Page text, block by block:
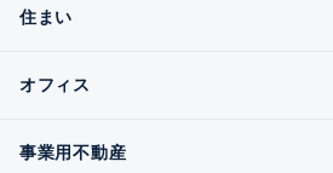
住まい
オフィス
事業用不動産